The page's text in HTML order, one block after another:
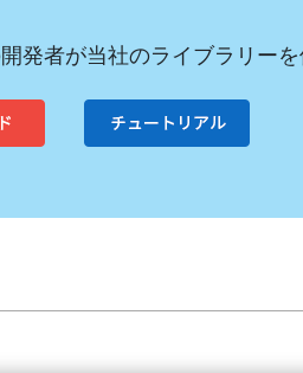
発者が当社のライブラリー